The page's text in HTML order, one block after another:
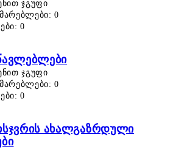
ჯგუფი
0
0
ჯგუფი
0
0
ახალგაზრდული